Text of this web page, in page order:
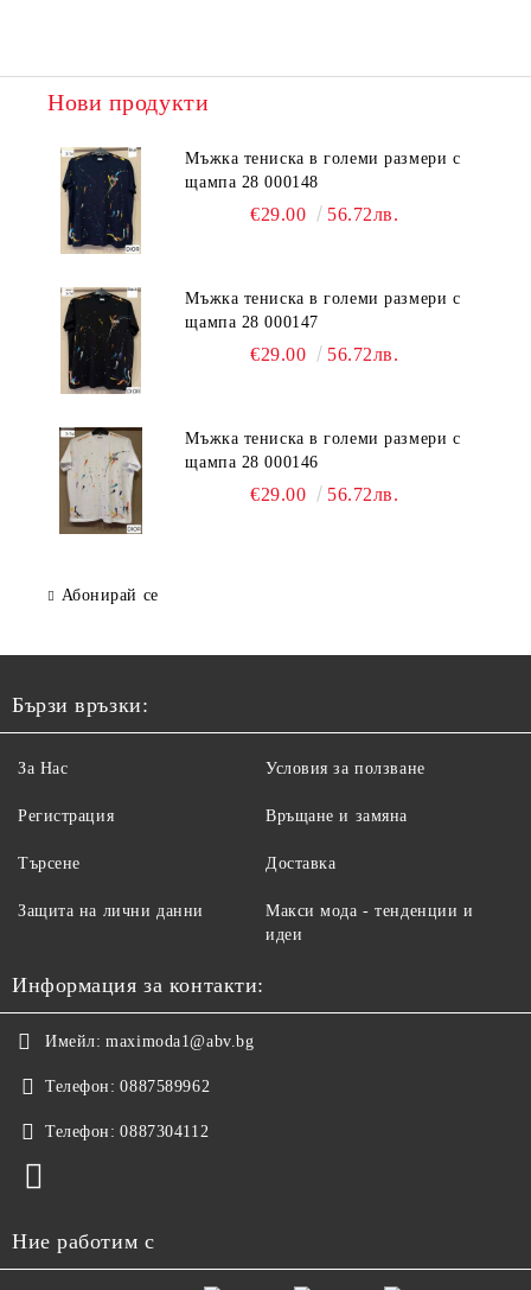
Нови продукти
Мъжка тениска в големи размери с
щампа 28 000148
€29.00 56.72лв.
Мъжка тениска в големи размери с
щампа 28 000147
€29.00 56.72лв.
Мъжка тениска в големи размери с
щампа 28 000146
€29.00 56.72лв.
Абонирай се
Бързи връзки:
За Нас
Регистрация
Търсене
Защита на лични данни
Условия за ползване
Връщане и замяна
Доставка
Макси мода - тенденции и
идеи
Информация за контакти:
Имейл: maximoda1@abv.bg
Телефон: 0887589962
Телефон: 0887304112
Ние работим с